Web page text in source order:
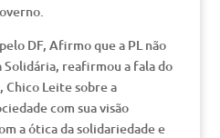
DF, Afirmo que a PL não
Solidária, reafirmou a fala do
Leite sobre a
com sua visão
a ótica da solidariedade e